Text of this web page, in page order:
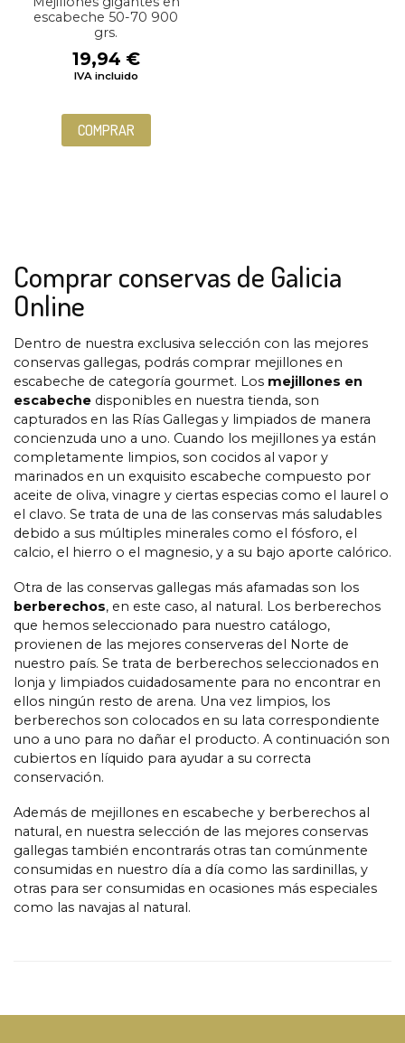
escabeche 50-70 900
grs.
19,94 €
IVA incluido
COMPRAR
Comprar conservas de Galicia
Online
Dentro de nuestra exclusiva selección con las mejores
conservas gallegas, podrás comprar mejillones en
escabeche de categoría gourmet. Los mejillones en
escabeche disponibles en nuestra tienda, son
capturados en las Rías Gallegas y limpiados de manera
concienzuda uno a uno. Cuando los mejillones ya están
completamente limpios, son cocidos al vapor y
marinados en un exquisito escabeche compuesto por
aceite de oliva, vinagre y ciertas especias como el laurel o
el clavo. Se trata de una de las conservas más saludables
debido a sus múltiples minerales como el fósforo, el
calcio, el hierro o el magnesio, y a su bajo aporte calórico.
Otra de las conservas gallegas más afamadas son los
berberechos, en este caso, al natural. Los berberechos
que hemos seleccionado para nuestro catálogo,
provienen de las mejores conserveras del Norte de
nuestro país. Se trata de berberechos seleccionados en
lonja y limpiados cuidadosamente para no encontrar en
ellos ningún resto de arena. Una vez limpios, los
berberechos son colocados en su lata correspondiente
uno a uno para no dañar el producto. A continuación son
cubiertos en líquido para ayudar a su correcta
conservación.
Además de mejillones en escabeche y berberechos al
natural, en nuestra selección de las mejores conservas
gallegas también encontrarás otras tan comúnmente
consumidas en nuestro día a día como las sardinillas, y
otras para ser consumidas en ocasiones más especiales
como las navajas al natural.